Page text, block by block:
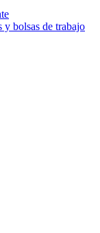
y bolsas de trabajo